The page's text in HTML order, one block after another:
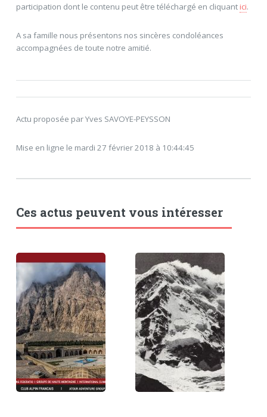
participation dont le contenu peut être téléchargé en cliquantici.
A sa famille nous présentons nos sincères condoléances
accompagnées de toute notre amitié.
Actu proposée par Yves SAVOYE-PEYSSON
Mise en ligne le mardi 27 février 2018 à 10:44:45
Ces actus peuvent vous intéresser